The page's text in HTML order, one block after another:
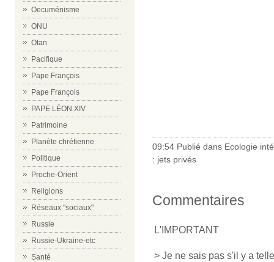
Oecuménisme
ONU
Otan
Pacifique
Pape François
Pape François
PAPE LÉON XIV
Patrimoine
Planète chrétienne
Politique
Proche-Orient
Religions
Réseaux "sociaux"
Russie
Russie-Ukraine-etc
Santé
09:54 Publié dans Ecologie
: jets privés
Commentaires
L'IMPORTANT
> Je ne sais pas s'il y a